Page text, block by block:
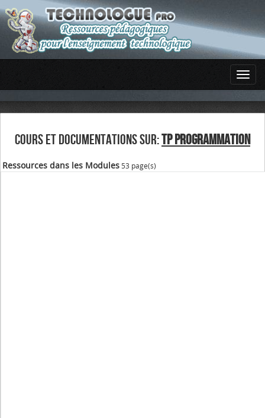
COURS ET DOCUMENTATIONS SUR:TP PROGRAMMATION
Ressources dans les Modules53 page(s)